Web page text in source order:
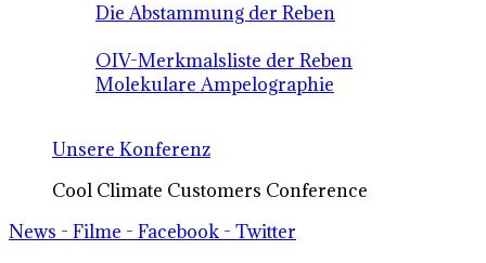
Die Abstammung der Reben
OIV-Merkmalsliste der Reben
Molekulare Ampelographie
Unsere Konferenz
Cool Climate Customers Conference
News - Filme - Facebook - Twitter